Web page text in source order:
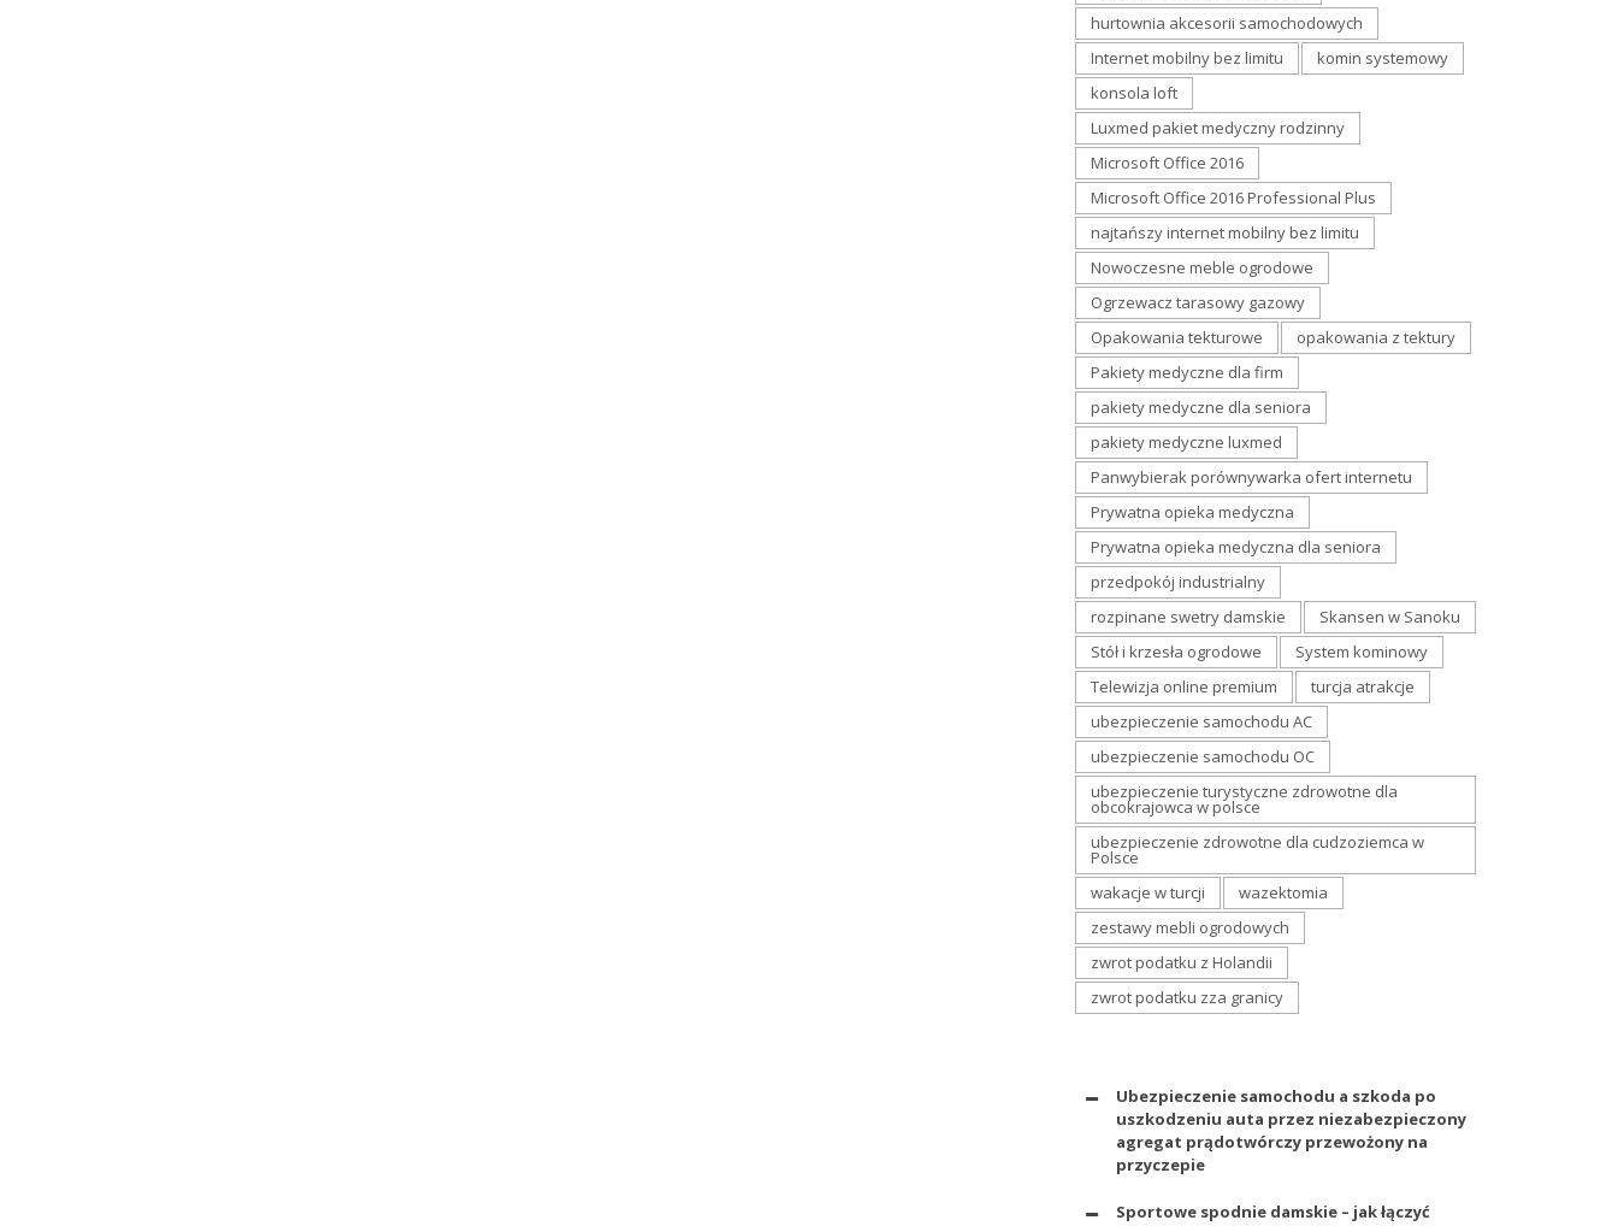
hurtownia akcesorii samochodowych
Internet mobilny bez limitu
komin systemowy
konsola loft
Luxmed pakiet medyczny rodzinny
Microsoft Office 2016
Microsoft Office 2016 Professional Plus
najtańszy internet mobilny bez limitu
Nowoczesne meble ogrodowe
Ogrzewacz tarasowy gazowy
Opakowania tekturowe
opakowania z tektury
Pakiety medyczne dla firm
pakiety medyczne dla seniora
pakiety medyczne luxmed
Panwybierak porównywarka ofert internetu
Prywatna opieka medyczna
Prywatna opieka medyczna dla seniora
przedpokój industrialny
rozpinane swetry damskie
Skansen w Sanoku
Stół i krzesła ogrodowe
System kominowy
Telewizja online premium
turcja atrakcje
ubezpieczenie samochodu AC
ubezpieczenie samochodu OC
ubezpieczenie turystyczne zdrowotne dla
obcokrajowca w polsce
ubezpieczenie zdrowotne dla cudzoziemca w
Polsce
wakacje w turcji
wazektomia
zestawy mebli ogrodowych
zwrot podatku z Holandii
zwrot podatku zza granicy
Ubezpieczenie samochodu a szkoda po
uszkodzeniu auta przez niezabezpieczony
agregat prądotwórczy przewożony na
przyczepie
Sportowe spodnie damskie – jak łączyć